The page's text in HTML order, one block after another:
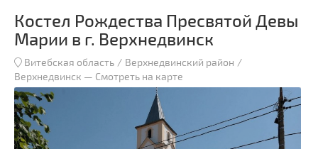
Музеи
Замки и дворцы
Военная история
Костел Рождества Пресвятой Девы
Марии в г. Верхнедвинск
Витебская область
Верхнедвинский район
Верхнедвинск — Смотреть на карте